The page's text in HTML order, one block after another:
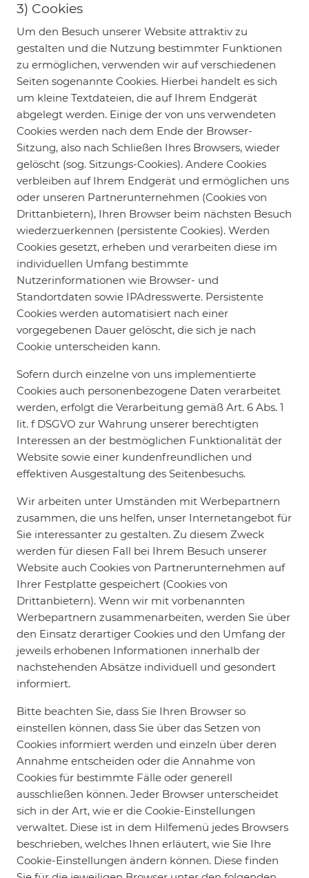
3) Cookies
Um den Besuch unserer Website attraktiv zu
gestalten und die Nutzung bestimmter Funktionen
zu ermöglichen, verwenden wir auf verschiedenen
Seiten sogenannte Cookies. Hierbei handelt es sich
um kleine Textdateien, die auf Ihrem Endgerät
abgelegt werden. Einige der von uns verwendeten
Cookies werden nach dem Ende der Browser-
Sitzung, also nach Schließen Ihres Browsers, wieder
gelöscht (sog. Sitzungs-Cookies). Andere Cookies
verbleiben auf Ihrem Endgerät und ermöglichen uns
oder unseren Partnerunternehmen (Cookies von
Drittanbietern), Ihren Browser beim nächsten Besuch
wiederzuerkennen (persistente Cookies). Werden
Cookies gesetzt, erheben und verarbeiten diese im
individuellen Umfang bestimmte
Nutzerinformationen wie Browser- und
Standortdaten sowie IPAdresswerte. Persistente
Cookies werden automatisiert nach einer
vorgegebenen Dauer gelöscht, die sich je nach
Cookie unterscheiden kann.
Sofern durch einzelne von uns implementierte
Cookies auch personenbezogene Daten verarbeitet
werden, erfolgt die Verarbeitung gemäß Art. 6 Abs. 1
lit. f DSGVO zur Wahrung unserer berechtigten
Interessen an der bestmöglichen Funktionalität der
Website sowie einer kundenfreundlichen und
effektiven Ausgestaltung des Seitenbesuchs.
Wir arbeiten unter Umständen mit Werbepartnern
zusammen, die uns helfen, unser Internetangebot für
Sie interessanter zu gestalten. Zu diesem Zweck
werden für diesen Fall bei Ihrem Besuch unserer
Website auch Cookies von Partnerunternehmen auf
Ihrer Festplatte gespeichert (Cookies von
Drittanbietern). Wenn wir mit vorbenannten
Werbepartnern zusammenarbeiten, werden Sie über
den Einsatz derartiger Cookies und den Umfang der
jeweils erhobenen Informationen innerhalb der
nachstehenden Absätze individuell und gesondert
informiert.
Bitte beachten Sie, dass Sie Ihren Browser so
einstellen können, dass Sie über das Setzen von
Cookies informiert werden und einzeln über deren
Annahme entscheiden oder die Annahme von
Cookies für bestimmte Fälle oder generell
ausschließen können. Jeder Browser unterscheidet
sich in der Art, wie er die Cookie-Einstellungen
verwaltet. Diese ist in dem Hilfemenü jedes Browsers
beschrieben, welches Ihnen erläutert, wie Sie Ihre
Cookie-Einstellungen ändern können. Diese finden